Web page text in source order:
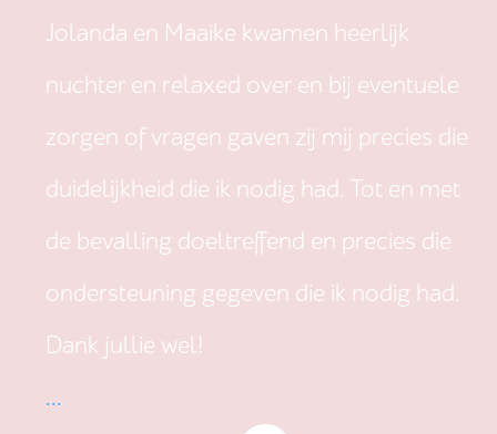
Jolanda en Maaike kwamen heerlijk
nuchter en relaxed over en bij eventuele
zorgen of vragen gaven zij mij precies die
duidelijkheid die ik nodig had. Tot en met
de bevalling doeltreffend en precies die
ondersteuning gegeven die ik nodig had.
Dank jullie wel!
...